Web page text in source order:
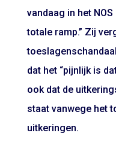
vandaag in het
totale ramp.” Zij
dat het “pijnlijk is
ook dat de
staat vanwege het
uitkeringen.